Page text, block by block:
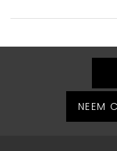
NEEM